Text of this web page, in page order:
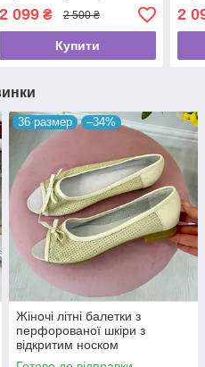
2 099₴ 2 500 ₴
Купити
2
36 размер –34%
Жіночі літні балетки з
перфорованої шкіри з
відкритим носком